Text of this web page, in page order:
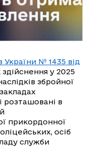
України № 1435 від
у 2025
збройної
розташовані в
прикордонної
осіб
служби